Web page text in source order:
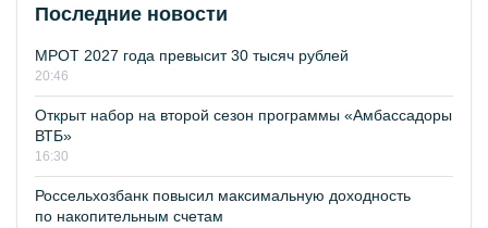
Последние новости
МРОТ 2027 года превысит 30 тысяч рублей
20:46
Открыт набор на второй сезон программы «Амбассадоры
ВТБ»
16:30
Россельхозбанк повысил максимальную доходность
по накопительным счетам